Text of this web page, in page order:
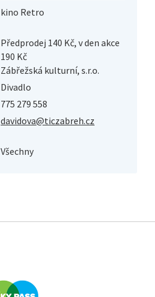
kino Retro
Předprodej 140 Kč, v den akce
190 Kč
Zábřežská kulturní, s.r.o.
Divadlo
775 279 558
davidova@ticzabreh.cz
Všechny